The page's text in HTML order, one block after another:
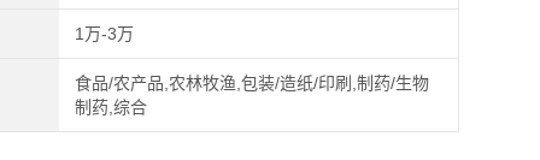
1万-3万
食品/农产品,农林牧渔,包装/造纸/印刷,制药/生物
制药,综合